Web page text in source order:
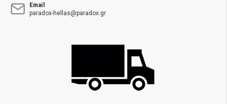
Email
paradox-hellas@paradox.gr